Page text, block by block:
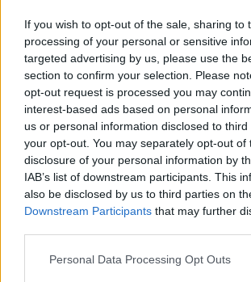
If you wish to opt-out of the sale, sharing to
processing of your personal or sensitive
targeted advertising by us, please use the
section to confirm your selection. Please
opt-out request is processed you may
interest-based ads based on personal
us or personal information disclosed to
your opt-out. You may separately opt-out of
disclosure of your personal information by
IAB’s list of downstream participants. This
also be disclosed by us to third parties on
Downstream Participants that may further
Personal Data Processing Opt Outs
Lyhanna története
T. Barnett: Gyilkosság a
rész
T. szereti a fiatal
Minka 10. rész